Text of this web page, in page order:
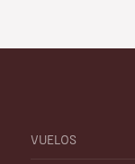
VUELOS